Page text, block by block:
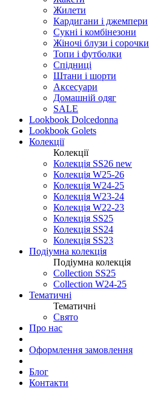
Жилети
Кардигани і джемпери
Сукні і комбінезони
Жіночі блузи і сорочки
Топи і футболки
Спідниці
Штани і шорти
Аксесуари
Домашній одяг
SALE
Lookbook Dolcedonna
Lookbook Golets
Колекції
Колекції
Колекція SS26 new
Колекція W25-26
Колекція W24-25
Колекція W23-24
Колекція W22-23
Колекція SS25
Колекція SS24
Колекція SS23
Подіумна колекція
Подіумна колекція
Collection SS25
Collection W24-25
Тематичні
Тематичні
Свято
Про нас
Оформлення замовлення
Блог
Контакти